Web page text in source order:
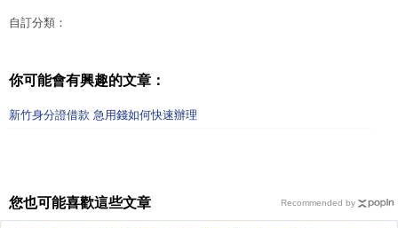
自訂分類：
你可能會有興趣的文章：
新竹身分證借款 急用錢如何快速辦理
您也可能喜歡這些文章 Recommended by